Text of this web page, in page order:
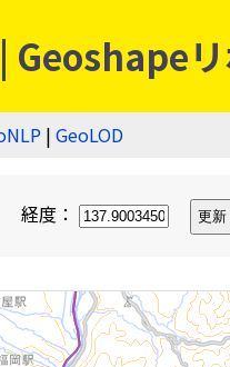
Geoshape
| GeoLOD
経度：